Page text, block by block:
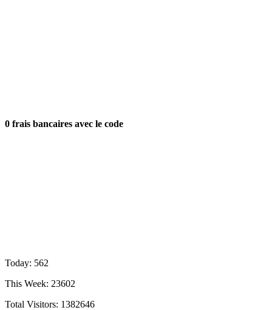
0 frais bancaires avec le code
Today: 562
This Week: 23602
Total Visitors: 1382646